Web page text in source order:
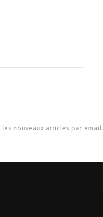
nouveaux articles par email.